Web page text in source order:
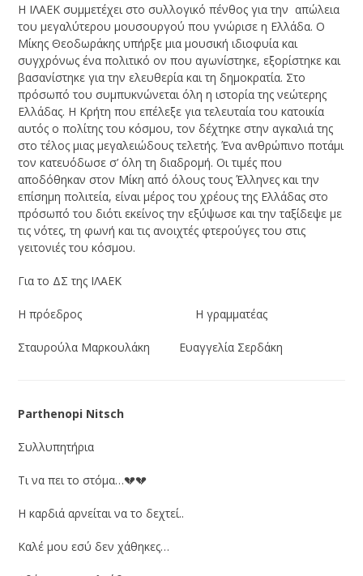
Η ΙΛΑΕΚ συμμετέχει στο συλλογικό πένθος για την απώλεια
του μεγαλύτερου μουσουργού που γνώρισε η Ελλάδα. Ο
Μίκης Θεοδωράκης υπήρξε μια μουσική ιδιοφυία και
συγχρόνως ένα πολιτικό ον που αγωνίστηκε, εξορίστηκε και
βασανίστηκε για την ελευθερία και τη δημοκρατία. Στο
πρόσωπό του συμπυκνώνεται όλη η ιστορία της νεώτερης
Ελλάδας. Η Κρήτη που επέλεξε για τελευταία του κατοικία
αυτός ο πολίτης του κόσμου, τον δέχτηκε στην αγκαλιά της
στο τέλος μιας μεγαλειώδους τελετής. Ένα ανθρώπινο ποτάμι
τον κατευόδωσε σ’ όλη τη διαδρομή. Οι τιμές που
αποδόθηκαν στον Μίκη από όλους τους Έλληνες και την
επίσημη πολιτεία, είναι μέρος του χρέους της Ελλάδας στο
πρόσωπό του διότι εκείνος την εξύψωσε και την ταξίδεψε με
τις νότες, τη φωνή και τις ανοιχτές φτερούγες του στις
γειτονιές του κόσμου.
Για το ΔΣ της ΙΛΑΕΚ
Η πρόεδρος Η γραμματέας
Σταυρούλα Μαρκουλάκη Ευαγγελία Σερδάκη
Parthenopi Nitsch
Συλλυπητήρια
Τι να πει το στόμα…💔💔
Η καρδιά αρνείται να το δεχτεί..
Καλέ μου εσύ δεν χάθηκες…